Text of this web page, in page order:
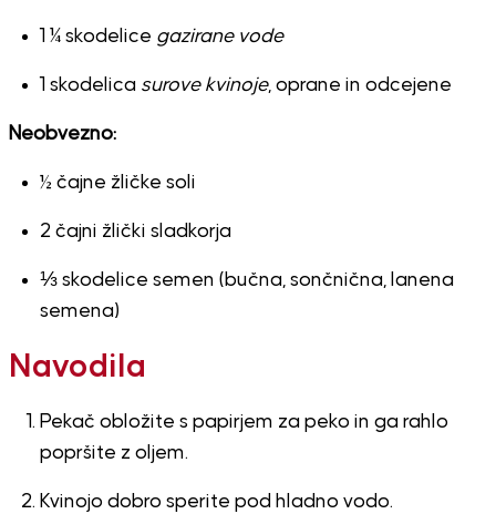
1 ¼ skodelice gazirane vode
1 skodelica surove kvinoje, oprane in odcejene
Neobvezno:
½ čajne žličke soli
2 čajni žlički sladkorja
⅓ skodelice semen (bučna, sončnična, lanena
semena)
Navodila
Pekač obložite s papirjem za peko in ga rahlo
popršite z oljem.
Kvinojo dobro sperite pod hladno vodo.